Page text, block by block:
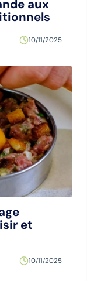
aux
10/11/2025
et
10/11/2025